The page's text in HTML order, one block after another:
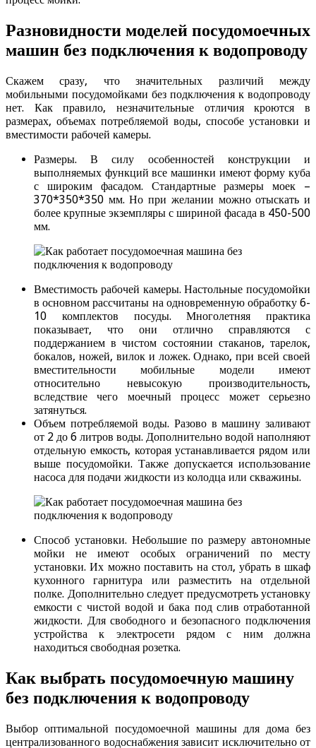
Разновидности моделей посудомоечных
машин без подключения к водопроводу
Скажем сразу, что значительных различий между
мобильными посудомойками без подключения к водопроводу
нет. Как правило, незначительные отличия кроются в
размерах, объемах потребляемой воды, способе установки и
вместимости рабочей камеры.
Размеры. В силу особенностей конструкции и
выполняемых функций все машинки имеют форму куба
с широким фасадом. Стандартные размеры моек –
370*350*350 мм. Но при желании можно отыскать и
более крупные экземпляры с шириной фасада в 450-500
мм.
Вместимость рабочей камеры. Настольные посудомойки
в основном рассчитаны на одновременную обработку 6-
10 комплектов посуды. Многолетняя практика
показывает, что они отлично справляются с
поддержанием в чистом состоянии стаканов, тарелок,
бокалов, ножей, вилок и ложек. Однако, при всей своей
вместительности мобильные модели имеют
относительно невысокую производительность,
вследствие чего моечный процесс может серьезно
затянуться.
Объем потребляемой воды. Разово в машину заливают
от 2 до 6 литров воды. Дополнительно водой наполняют
отдельную емкость, которая устанавливается рядом или
выше посудомойки. Также допускается использование
насоса для подачи жидкости из колодца или скважины.
Способ установки. Небольшие по размеру автономные
мойки не имеют особых ограничений по месту
установки. Их можно поставить на стол, убрать в шкаф
кухонного гарнитура или разместить на отдельной
полке. Дополнительно следует предусмотреть установку
емкости с чистой водой и бака под слив отработанной
жидкости. Для свободного и безопасного подключения
устройства к электросети рядом с ним должна
находиться свободная розетка.
Как выбрать посудомоечную машину
без подключения к водопроводу
Выбор оптимальной посудомоечной машины для дома без
централизованного водоснабжения зависит исключительно от